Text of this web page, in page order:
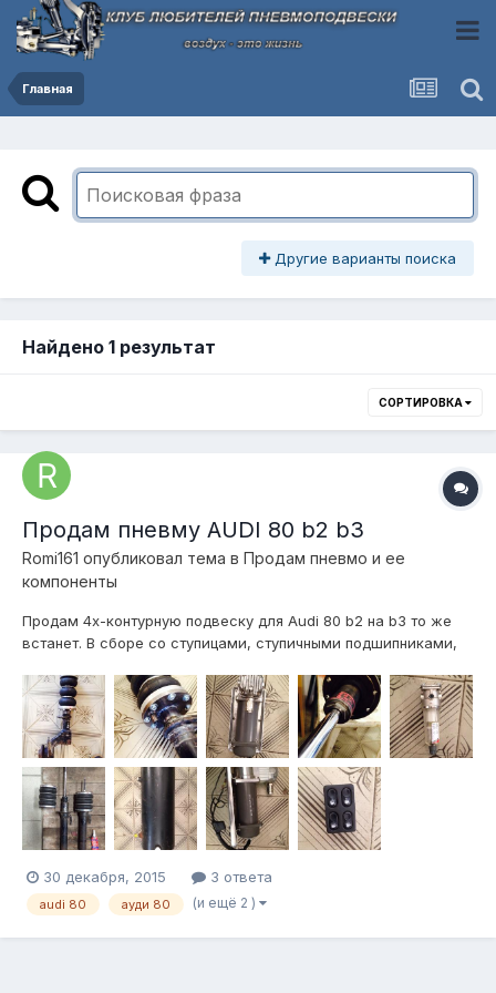
Главная
Другие варианты поиска
Найдено 1 результат
СОРТИРОВКА
Продам пневму AUDI 80 b2 b3
Romi161 опубликовал тема в Продам пневмо и ее
компоненты
Продам 4х-контурную подвеску для Audi 80 b2 на b3 то же
встанет. В сборе со ступицами, ступичными подшипниками,
пневмы). Подушки рубена, компрессор беркут р20, трубка
6/8, клапана ГБО, манометры камаз 2х стрелочные,
китайский манометр общего давлен...
30 декабря, 2015 3 ответа
audi 80 ауди 80 (и ещё 2 )